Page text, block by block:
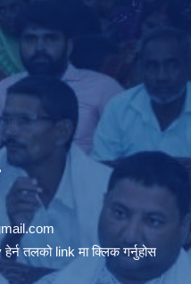
तलको link मा क्लिक गर्नुहोस